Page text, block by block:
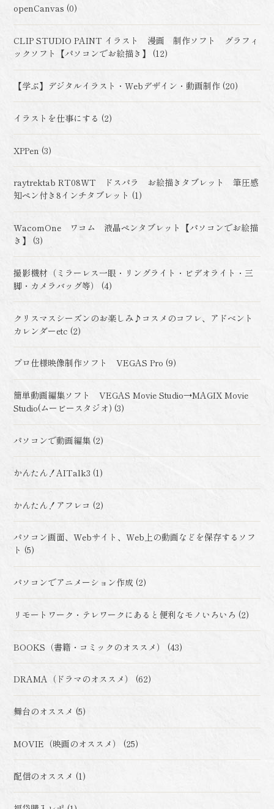
openCanvas (0)
CLIP STUDIO PAINT イラスト 漫画 制作ソフト グラフィ
ックソフト【パソコンでお絵描き】 (12)
【学ぶ】デジタルイラスト・Webデザイン・動画制作 (20)
イラストを仕事にする (2)
XPPen (3)
raytrektab RT08WT ドスパラ お絵描きタブレット 筆圧感
知ペン付き8インチタブレット (1)
WacomOne ワコム 液晶ペンタブレット【パソコンでお絵描
き】 (3)
撮影機材（ミラーレス一眼・リングライト・ビデオライト・三
脚・カメラバッグ等） (4)
クリスマスシーズンのお楽しみ♪コスメのコフレ、アドベント
カレンダーetc (2)
プロ仕様映像制作ソフト VEGAS Pro (9)
簡単動画編集ソフト VEGAS Movie Studio→MAGIX Movie
Studio(ムービースタジオ) (3)
パソコンで動画編集 (2)
かんたん！AITalk3 (1)
かんたん！アフレコ (2)
パソコン画面、Webサイト、Web上の動画などを保存するソフ
ト (5)
パソコンでアニメーション作成 (2)
リモートワーク・テレワークにあると便利なモノいろいろ (2)
BOOKS（書籍・コミックのオススメ） (43)
DRAMA（ドラマのオススメ） (62)
舞台のオススメ (5)
MOVIE（映画のオススメ） (25)
配信のオススメ (1)